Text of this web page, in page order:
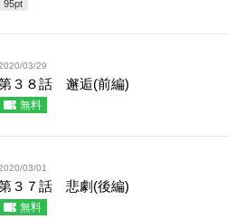
95pt
03/29
３８話 邂逅(前編)
無料
03/01
３７話 悲劇(後編)
無料